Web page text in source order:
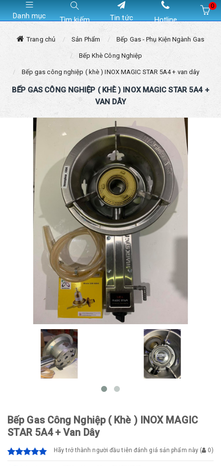
Danh mục Tìm kiếm Tin tức Hotline
0
Trang chủ Sản Phẩm Bếp Gas - Phụ Kiện Ngành Gas
Bếp Khè Công Nghiệp
Bếp gas công nghiệp ( khè ) INOX MAGIC STAR 5A4 + van dây
BẾP GAS CÔNG NGHIỆP ( KHÈ ) INOX MAGIC STAR 5A4 +
VAN DÂY
Bếp Gas Công Nghiệp ( Khè ) INOX MAGIC
STAR 5A4 + Van Dây
Hãy trở thành người đầu tiên đánh giá sản phẩm này ( 0)